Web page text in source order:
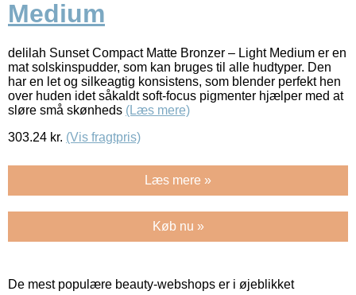
Medium
delilah Sunset Compact Matte Bronzer – Light Medium er en
mat solskinspudder, som kan bruges til alle hudtyper. Den
har en let og silkeagtig konsistens, som blender perfekt hen
over huden idet såkaldt soft-focus pigmenter hjælper med at
sløre små skønheds (Læs mere)
303.24 kr. (Vis fragtpris)
Læs mere »
Køb nu »
De mest populære beauty-webshops er i øjeblikket